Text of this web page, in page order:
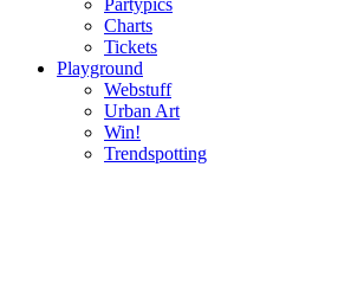
Charts
Tickets
Playground
Webstuff
Urban Art
Win!
Trendspotting